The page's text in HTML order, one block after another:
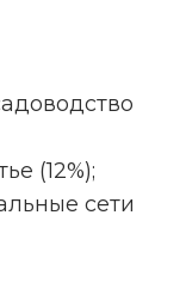
(12%);
сети